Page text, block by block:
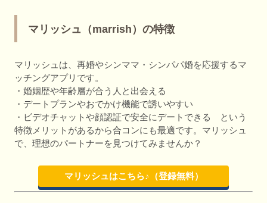
マリッシュ（marrish）の特徴
マリッシュは、再婚やシンママ・シンパパ婚を応援するマ
ッチングアプリです。
・婚姻歴や年齢層が合う人と出会える
・デートプランやおでかけ機能で誘いやすい
・ビデオチャットや顔認証で安全にデートできる という
特徴メリットがあるから合コンにも最適です。マリッシュ
で、理想のパートナーを見つけてみませんか？
マリッシュはこちら♪（登録無料）